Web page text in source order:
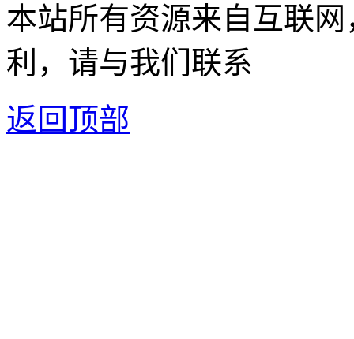
本站所有资源来自互联
利，请与我们联系
返回顶部